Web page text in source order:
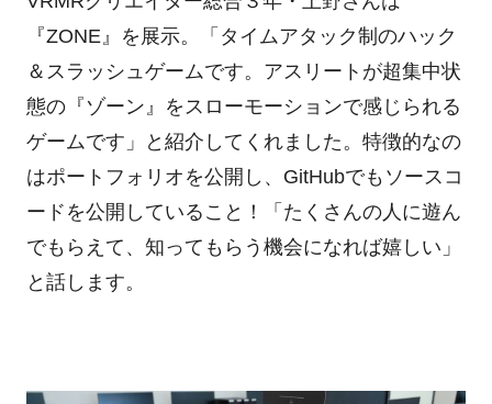
『ZONE』を展示。「タイムアタック制のハック
＆スラッシュゲームです。アスリートが超集中状
態の『ゾーン』をスローモーションで感じられる
ゲームです」と紹介してくれました。特徴的なの
はポートフォリオを公開し、GitHubでもソースコ
ードを公開していること！「たくさんの人に遊ん
でもらえて、知ってもらう機会になれば嬉しい」
と話します。